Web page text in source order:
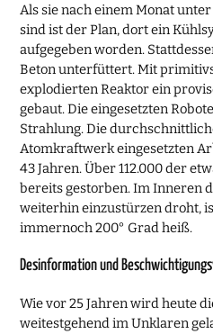
Als sie nach einem Monat
sind ist der Plan, dort ein
aufgegeben worden.
Beton unterfüttert. Mit
explodierten Reaktor ein
gebaut. Die eingesetzten
Strahlung. Die
Atomkraftwerk eingesetzten
43 Jahren. Über 112.000 der
bereits gestorben. Im Inneren
weiterhin einzustürzen droht,
immernoch 200° Grad heiß.
Desinformation und
Wie vor 25 Jahren wird heute
weitestgehend im Unklaren